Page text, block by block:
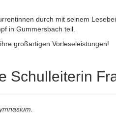
durch mit seinem
in Gummersbach teil.
großartigen Vorleseleistungen!
Schulleiterin